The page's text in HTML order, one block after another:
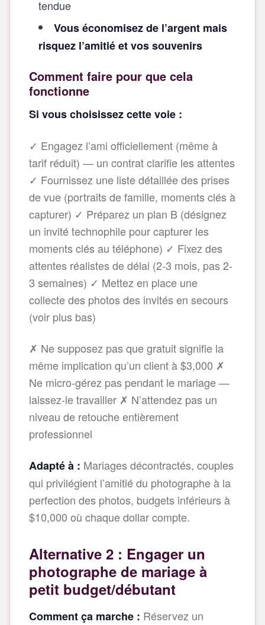
tendue
Vous économisez de l’argent mais
risquez l’amitié et vos souvenirs
Comment faire pour que cela
fonctionne
Si vous choisissez cette voie :
✓ Engagez l’ami officiellement (même à
tarif réduit) — un contrat clarifie les attentes
✓ Fournissez une liste détaillée des prises
de vue (portraits de famille, moments clés à
capturer) ✓ Préparez un plan B (désignez
un invité technophile pour capturer les
moments clés au téléphone) ✓ Fixez des
attentes réalistes de délai (2-3 mois, pas 2-
3 semaines) ✓ Mettez en place une
collecte des photos des invités en secours
(voir plus bas)
✗ Ne supposez pas que gratuit signifie la
même implication qu’un client à $3,000 ✗
Ne micro‑gérez pas pendant le mariage —
laissez‑le travailler ✗ N’attendez pas un
niveau de retouche entièrement
professionnel
Adapté à : Mariages décontractés, couples
qui privilégient l’amitié du photographe à la
perfection des photos, budgets inférieurs à
$10,000 où chaque dollar compte.
Alternative 2 : Engager un
photographe de mariage à
petit budget/débutant
Comment ça marche : Réservez un